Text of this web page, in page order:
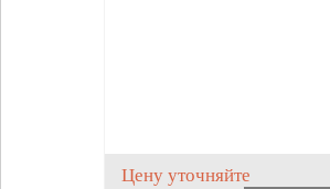
Цену уточняйте